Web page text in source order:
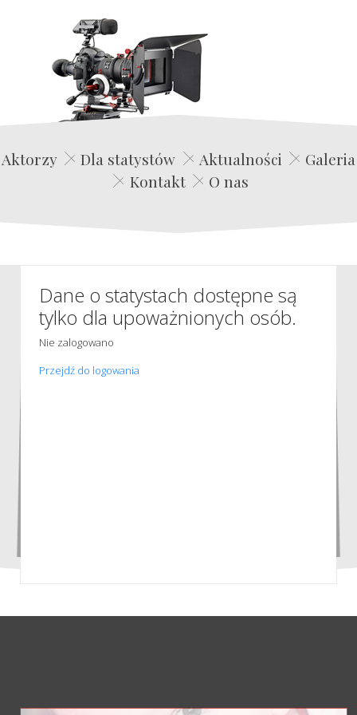
Edwin Film Agencja Aktorska
Aktorzy Dla statystów Aktualności
Galeria
Kontakt
O nas
Dane o statystach dostępne są
tylko dla upoważnionych osób.
Nie zalogowano
Przejdź do logowania